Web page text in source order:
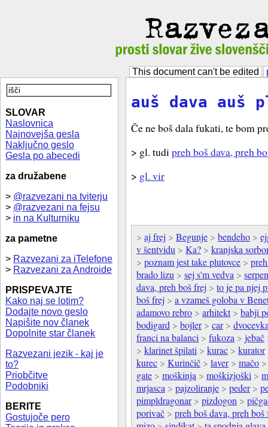
This document can't be edited
SLOVAR
Naslovnica
Najnovejša gesla
Naključno geslo
Gesla po abecedi
za družabene
> @razvezani na tviterju
> @razvezani na fejsu
> in na Kulturniku
za pametne
> Razvezani za iTelefone
> Razvezani za Androide
PRISPEVAJTE
Kako naj se lotim?
Dodajte novo geslo
Napišite nov članek
Dopolnite star članek
Razvezani jezik - kaj je
to?
Priobčitve
Podobniki
BERITE
Gostujoče pero
auš dava auš
Če ne boš dala fukati, te bom
> gl. tudipreh boš dava, preh
> gl. vir
> aj frej > Begunje > bendeho >
v šentvidu > Ka? > kranjska
> poznam jest take plutovce >
brado lizu > sej s'm vedva >
dava, preh boš frej > to je pa njej
boš frej > a vzameš goloba v
adamovo rebro > arhitekt> babji
bodigard > bojler> car>
franci na balanci > fukoza > jebač
> klarinet špilati > kurac > kurator
kurec > Kurinčič > laver> mačo
gate > moškinja > moškizjoški >
mrjasca > pajzoliranje > peder>
pimpldragonar> pizdogon >
porivač > preh boš dava, preh boš